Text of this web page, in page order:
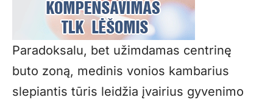
Paradoksalu, bet užimdamas centrinę
buto zoną, medinis vonios kambarius
slepiantis tūris leidžia įvairius gyvenimo